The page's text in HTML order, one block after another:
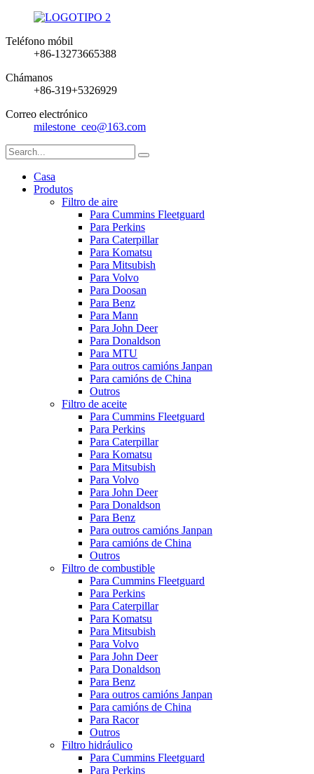
Teléfono móbil
+86-13273665388
Chámanos
+86-319+5326929
Correo electrónico
milestone_ceo@163.com
Casa
Produtos
Filtro de aire
Para Cummins Fleetguard
Para Perkins
Para Caterpillar
Para Komatsu
Para Mitsubish
Para Volvo
Para Doosan
Para Benz
Para Mann
Para John Deer
Para Donaldson
Para MTU
Para outros camións Janpan
Para camións de China
Outros
Filtro de aceite
Para Cummins Fleetguard
Para Perkins
Para Caterpillar
Para Komatsu
Para Mitsubish
Para Volvo
Para John Deer
Para Donaldson
Para Benz
Para outros camións Janpan
Para camións de China
Outros
Filtro de combustible
Para Cummins Fleetguard
Para Perkins
Para Caterpillar
Para Komatsu
Para Mitsubish
Para Volvo
Para John Deer
Para Donaldson
Para Benz
Para outros camións Janpan
Para camións de China
Para Racor
Outros
Filtro hidráulico
Para Cummins Fleetguard
Para Perkins